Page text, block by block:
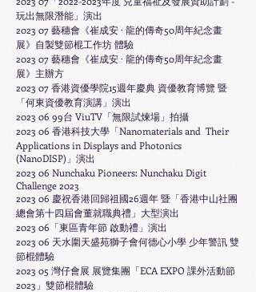
玩出無限潛能」演出
2023 07 藝穗會 《崔成安 · 龍的傳奇50周年紀念畫
展》 自製雙節棍工作坊 體驗
2023 07 藝穗會 《崔成安 · 龍的傳奇50周年紀念畫
展》 主辦方
2023 07 香港資優學院15週年慶典 資優教育博覽 暨
「何東資優教育演講」演出
2023 06 99台 ViuTV「無限試煉場」拍攝
2023 06 香港科技大學「Nanomaterials and Their
Applications in Displays and Photonics
(NanoDISP)」演出
2023 06 Nunchaku Pioneers: Nunchaku Digit
Challenge 2023
2023 06 慶祝香港回歸祖國26週年 暨「香港中山社團
總會第十四屆會董就職典禮」大型演出
2023 06「東區青年節 啟動禮」演出
​2023 06 天水圍天盛苑獅子會何德心小學 少年警訊 雙
節棍體驗
2023 05 灣仔會展 展覽集團「ECA EXPO 課外活動節
2023」雙節棍體驗